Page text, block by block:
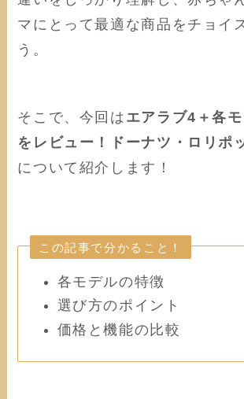
マにとって最適な商品をチョイ
う。
そこで、今回は エアラブ4＋各
をレビュー！ドーナツ・ロリポ
について紹介します！
この記事で分かること！
各モデルの特徴
選び方のポイント
価格と機能の比較